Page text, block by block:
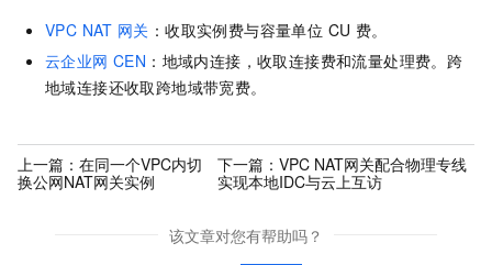
VPC NAT 网关 ：收取实例费与容量单位 CU 费。
云企业网 CEN ：地域内连接，收取连接费和流量处理费。跨
地域连接还收取跨地域带宽费。
上一篇： 在同一个VPC内切
换公网NAT网关实例
下一篇： VPC NAT网关配合物理专线
实现本地IDC与云上互访
该文章对您有帮助吗？